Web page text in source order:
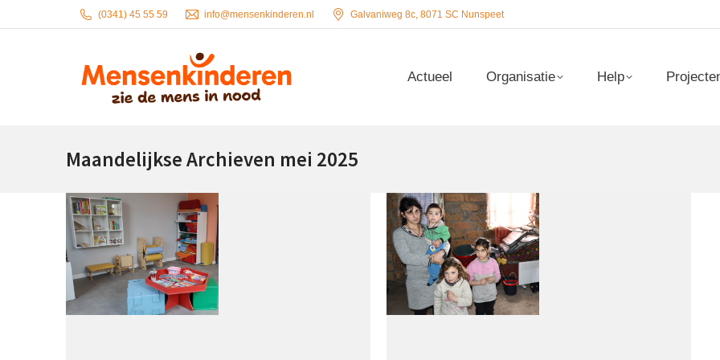
(0341) 45 55 59 info@mensenkinderen.nl Galvaniweg 8c, 8071 SC Nunspeet
Actueel Organisatie Help
Maandelijkse Archieven mei 2025
Actueel Organisatie Help